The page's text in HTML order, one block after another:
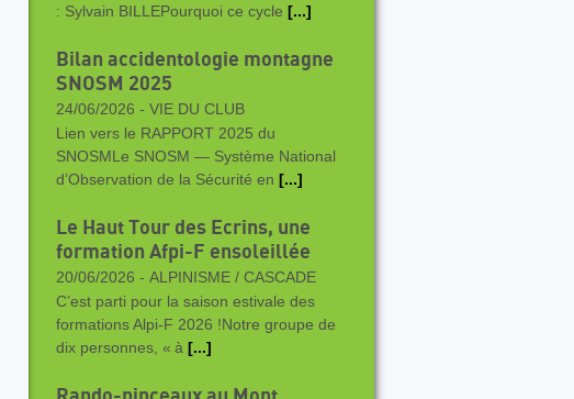
: Sylvain BILLEPourquoi ce cycle [...]
Bilan accidentologie montagne
SNOSM 2025
24/06/2026 - VIE DU CLUB
Lien vers le RAPPORT 2025 du
SNOSMLe SNOSM — Système National
d’Observation de la Sécurité en [...]
Le Haut Tour des Ecrins, une
formation Afpi-F ensoleillée
20/06/2026 - ALPINISME / CASCADE
C’est parti pour la saison estivale des
formations Alpi‑F 2026 !Notre groupe de
dix personnes, « à [...]